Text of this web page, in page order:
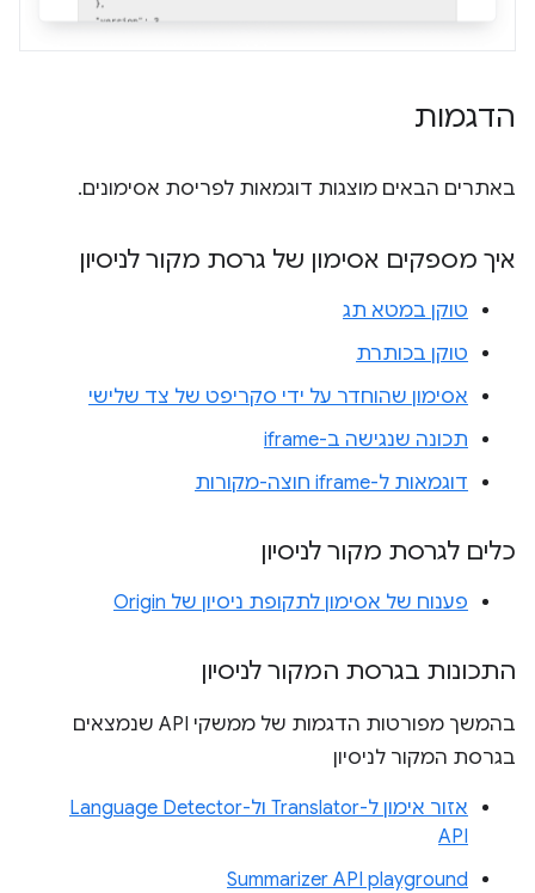
הדגמות
באתרים הבאים מוצגות דוגמאות לפריסת אסימונים.
איך מספקים אסימון של גרסת מקור לניסיון
טוקן במטא תג
טוקן בכותרת
אסימון שהוחדר על ידי סקריפט של צד שלישי
תכונה שנגישה ב-iframe
דוגמאות ל-iframe חוצה-מקורות
כלים לגרסת מקור לניסיון
פענוח של אסימון לתקופת ניסיון של Origin
התכונות בגרסת המקור לניסיון
בהמשך מפורטות הדגמות של ממשקי API שנמצאים
בגרסת המקור לניסיון
אזור אימון ל-Translator ול-Language Detector
API
Summarizer API playground